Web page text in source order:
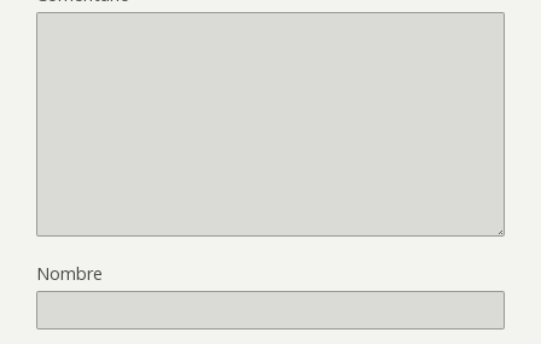
Nombre